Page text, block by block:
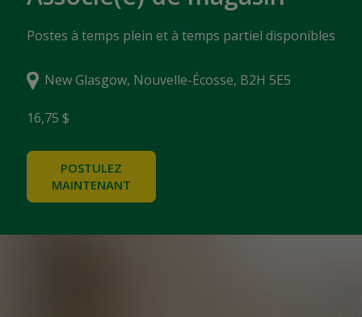
Postes à temps plein et à temps partiel disponibles
New Glasgow, Nouvelle-Écosse, B2H 5E5
16,75 $
POSTULEZ
MAINTENANT